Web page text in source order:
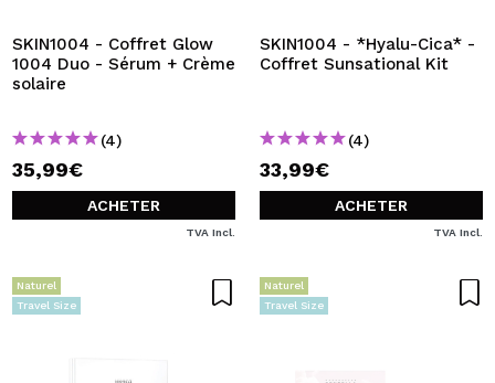
SKIN1004 - Coffret Glow
1004 Duo - Sérum + Crème
solaire
(4)
35,99€
ACHETER
TVA Incl.
SKIN1004 - *Hyalu-Cica* -
Coffret Sunsational Kit
(4)
33,99€
ACHETER
TVA Incl.
Naturel
Travel Size
Naturel
Travel Size